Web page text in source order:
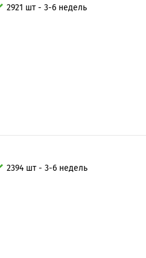
2921 шт - 3-6 недель
2394 шт - 3-6 недель